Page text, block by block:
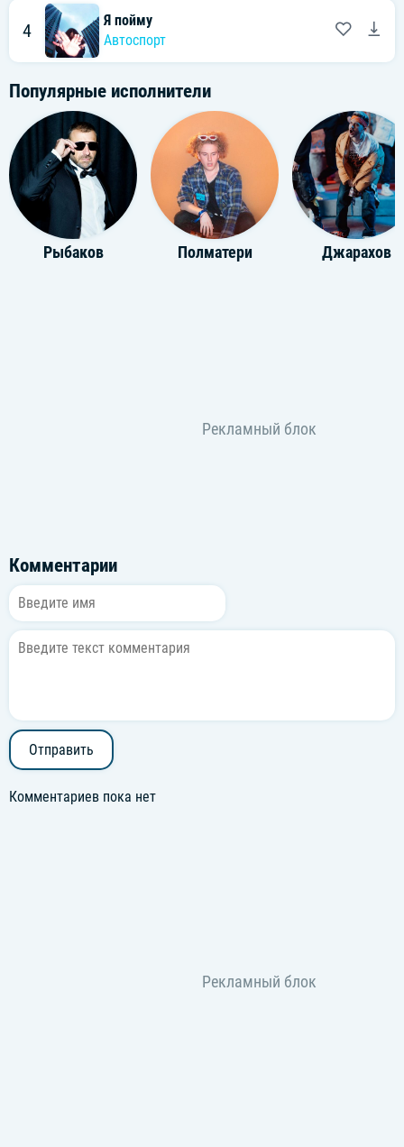
4
Я пойму
Автоспорт
Популярные исполнители
Рыбаков Полматери Джарахов
Комментарии
Отправить
Комментариев пока нет